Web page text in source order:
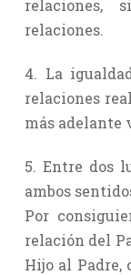
relaciones,
relaciones.
4. La
relaciones
más adelante
5. Entre dos
ambos
Por
relación del
Hijo al Padre,